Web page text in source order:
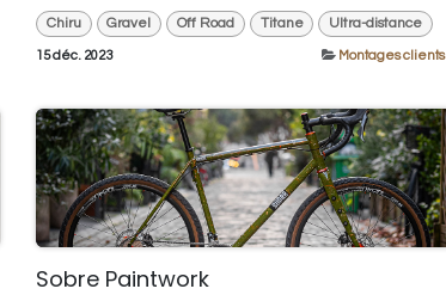
Chiru Gravel Off Road Titane Ultra-distance
15 déc. 2023 Montages clients
Sobre Paintwork